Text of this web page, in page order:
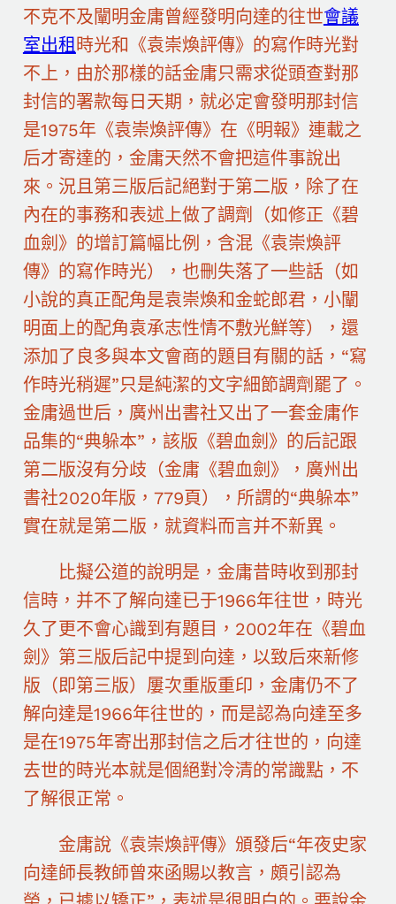
不克不及闡明金庸曾經發明向達的往世會議
室出租 時光和《袁崇煥評傳》的寫作時光對
不上，由於那樣的話金庸只需求從頭查對那
封信的署款每日天期，就必定會發明那封信
是1975年《袁崇煥評傳》在《明報》連載之
后才寄達的，金庸天然不會把這件事說出
來。況且第三版后記絕對于第二版，除了在
內在的事務和表述上做了調劑（如修正《碧
血劍》的增訂篇幅比例，含混《袁崇煥評
傳》的寫作時光），也刪失落了一些話（如
小說的真正配角是袁崇煥和金蛇郎君，小闡
明面上的配角袁承志性情不敷光鮮等），還
添加了良多與本文會商的題目有關的話，“寫
作時光稍遲”只是純潔的文字細節調劑罷了。
金庸過世后，廣州出書社又出了一套金庸作
品集的“典躲本”，該版《碧血劍》的后記跟
第二版沒有分歧（金庸《碧血劍》，廣州出
書社2020年版，779頁），所謂的“典躲本”
實在就是第二版，就資料而言并不新異。
比擬公道的說明是，金庸昔時收到那封
信時，并不了解向達已于1966年往世，時光
久了更不會心識到有題目，2002年在《碧血
劍》第三版后記中提到向達，以致后來新修
版（即第三版）屢次重版重印，金庸仍不了
解向達是1966年往世的，而是認為向達至多
是在1975年寄出那封信之后才往世的，向達
去世的時光本就是個絕對冷清的常識點，不
了解很正常。
金庸說《袁崇煥評傳》頒發后“年夜史家
向達師長教師曾來函賜以教言，頗引認為